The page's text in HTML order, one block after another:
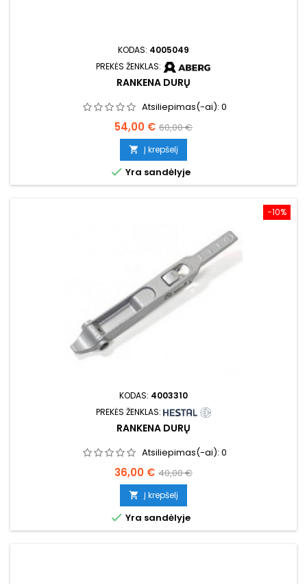
KODAS: 4005049
PREKĖS ŽENKLAS:
RANKENA DURŲ
Atsiliepimas(-ai): 0
Kaina
54,00 € Bazinė
kaina
60,00 €
 Į krepšelį
 Yra sandėlyje
−10%
KODAS: 4003310
PREKĖS ŽENKLAS:
RANKENA DURŲ
Atsiliepimas(-ai): 0
Kaina
36,00 € Bazinė
kaina
40,00 €
 Į krepšelį
 Yra sandėlyje